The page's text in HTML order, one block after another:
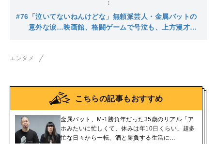
#76 「泣いてないねんけどな」無頼派芸人・金属バットの
意外な涙…映画館、格闘ゲームで号泣も、上方漫才大
エンタメ
こちらの記事もおすすめ
金属バット、M-1勝負年だった35歳のリアル「ア
ホみたいに忙しくて、休みは年10日くらい」超多
忙な日々から一転、酒と勝負する生活に…